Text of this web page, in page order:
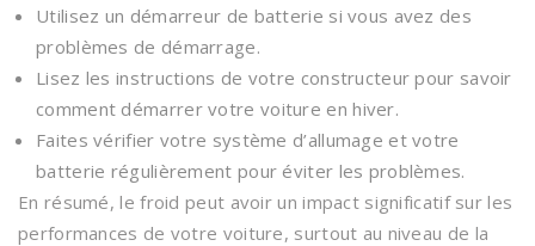
Utilisez un démarreur de batterie si vous avez des
problèmes de démarrage.
Lisez les instructions de votre constructeur pour savoir
comment démarrer votre voiture en hiver.
Faites vérifier votre système d’allumage et votre
batterie régulièrement pour éviter les problèmes.
En résumé, le froid peut avoir un impact significatif sur les
performances de votre voiture, surtout au niveau de la